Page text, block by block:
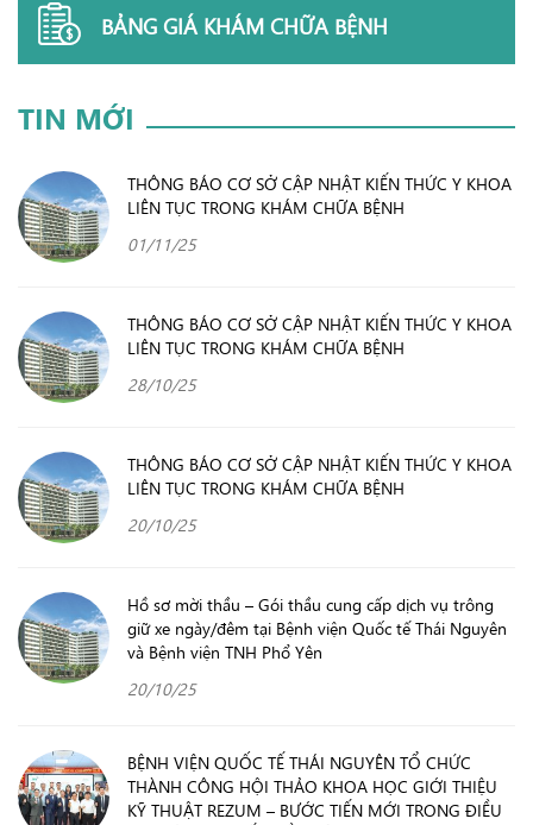
BẢNG GIÁ KHÁM CHỮA BỆNH
TIN MỚI
THÔNG BÁO CƠ SỞ CẬP NHẬT KIẾN THỨC Y KHOA
LIÊN TỤC TRONG KHÁM CHỮA BỆNH
01/11/25
THÔNG BÁO CƠ SỞ CẬP NHẬT KIẾN THỨC Y KHOA
LIÊN TỤC TRONG KHÁM CHỮA BỆNH
28/10/25
THÔNG BÁO CƠ SỞ CẬP NHẬT KIẾN THỨC Y KHOA
LIÊN TỤC TRONG KHÁM CHỮA BỆNH
20/10/25
Hồ sơ mời thầu – Gói thầu cung cấp dịch vụ trông
giữ xe ngày/đêm tại Bệnh viện Quốc tế Thái Nguyên
và Bệnh viện TNH Phổ Yên
20/10/25
BỆNH VIỆN QUỐC TẾ THÁI NGUYÊN TỔ CHỨC
THÀNH CÔNG HỘI THẢO KHOA HỌC GIỚI THIỆU
KỸ THUẬT REZUM – BƯỚC TIẾN MỚI TRONG ĐIỀU